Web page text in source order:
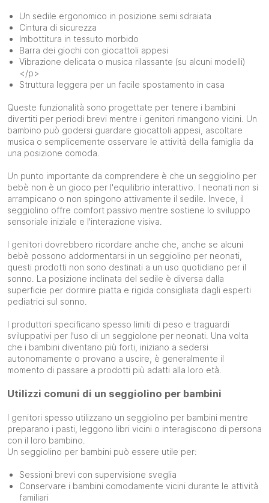
Un sedile ergonomico in posizione semi sdraiata
Cintura di sicurezza
Imbottitura in tessuto morbido
Barra dei giochi con giocattoli appesi
Vibrazione delicata o musica rilassante (su alcuni modelli)
</p>
Struttura leggera per un facile spostamento in casa
Queste funzionalità sono progettate per tenere i bambini
divertiti per periodi brevi mentre i genitori rimangono vicini. Un
bambino può godersi guardare giocattoli appesi, ascoltare
musica o semplicemente osservare le attività della famiglia da
una posizione comoda.
Un punto importante da comprendere è che un seggiolino per
bebè non è un gioco per l'equilibrio interattivo. I neonati non si
arrampicano o non spingono attivamente il sedile. Invece, il
seggiolino offre comfort passivo mentre sostiene lo sviluppo
sensoriale iniziale e l'interazione visiva.
I genitori dovrebbero ricordare anche che, anche se alcuni
bebè possono addormentarsi in un seggiolino per neonati,
questi prodotti non sono destinati a un uso quotidiano per il
sonno. La posizione inclinata del sedile è diversa dalla
superficie per dormire piatta e rigida consigliata dagli esperti
pediatrici sul sonno.
I produttori specificano spesso limiti di peso e traguardi
sviluppativi per l'uso di un seggiolone per neonati. Una volta
che i bambini diventano più forti, iniziano a sedersi
autonomamente o provano a uscire, è generalmente il
momento di passare a prodotti più adatti alla loro età.
Utilizzi comuni di un seggiolino per bambini
I genitori spesso utilizzano un seggiolino per bambini mentre
preparano i pasti, leggono libri vicini o interagiscono di persona
con il loro bambino.
Un seggiolino per bambini può essere utile per:
Sessioni brevi con supervisione sveglia
Conservare i bambini comodamente vicini durante le attività
familiari